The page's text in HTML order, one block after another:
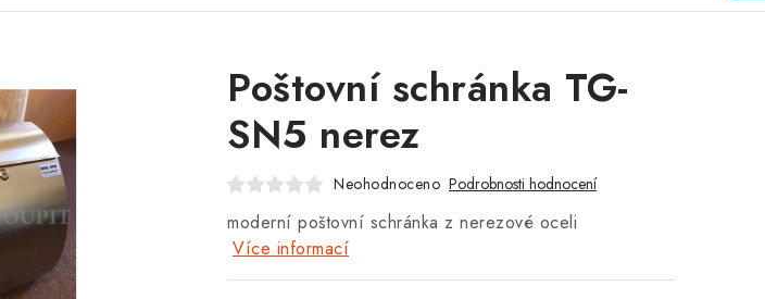
Poštovní schránka TG-
SN5 nerez
Neohodnoceno Podrobnosti hodnocení
moderní poštovní schránka z nerezové oceli
Více informací